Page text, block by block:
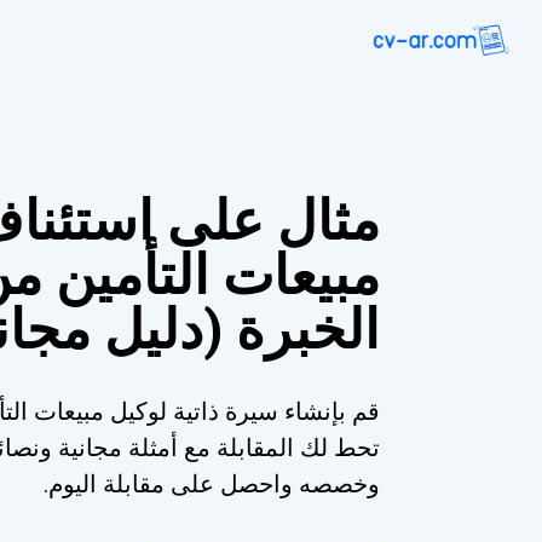
مثال على
مبيعات التأمين
الخبرة (دليل
قم بإنشاء سيرة ذاتية لوكيل مبيعات
تحط لك المقابلة مع أمثلة مجانية
وخصصه واحصل على مقابلة اليوم.